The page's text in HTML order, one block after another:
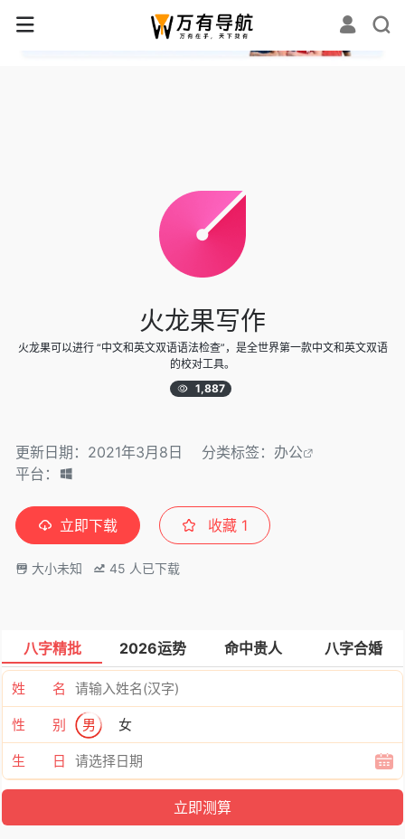
✕
火龙果写作
火龙果可以进行 “中文和英文双语语法检查”，是全世界第一款中文和英文双语
的校对工具。
1,887
更新日期：2021年3月8日 分类标签： 办公
平台：
立即下载 收藏 1
大小未知 45 人已下载
八字精批 2026运势 命中贵人 八字合婚
姓 名
性 别 男 女
生 日